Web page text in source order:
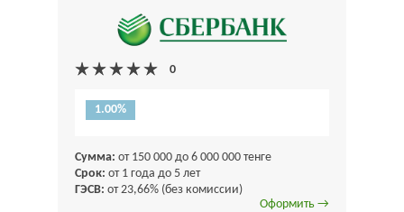
1.00%
Сумма: от 150 000 до 6 000 000 тенге
Срок: от 1 года до 5 лет
ГЭСВ: от 23,66% (без комиссии)
Оформить →